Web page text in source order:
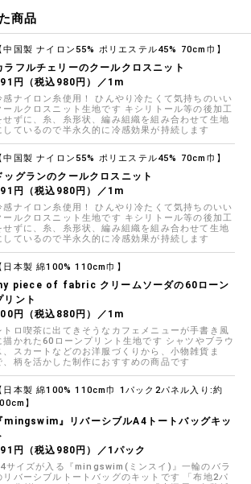
商品
中国製 ナイロン55% ポリエステル45% 70cm巾】
ラフルチェリーのクールクロスニット
円（税込980円）／1m
感ナイロン糸使用！ ひんやり冷たくて気持ちのいい
ールクロスニット生地です キシリトール等の後加工
せずに、糸、糸形状、編み組織を組み合わせて生地
しているので半永久的に冷感効果が持続します
中国製 ナイロン55% ポリエステル45% 70cm巾】
ッグランのクールクロスニット
円（税込980円）／1m
感ナイロン糸使用！ ひんやり冷たくて気持ちのいい
ールクロスニット生地です キシリトール等の後加工
せずに、糸、糸形状、編み組織を組み合わせて生地
しているので半永久的に冷感効果が持続します
日本製 綿100% 110cm巾】
piece of fabric クリームソーダの60ローン
リント
円（税込880円）／1m
トロ喫茶に出てきそうなカフェメニューが手書き風
描かれた60ローンプリント生地です シャツやブラウ
、スカートなどのお洋服づくりから、小物雑貨ま
、柄を活かした制作におすすめの商品です
日本製 綿100% 110cm巾 1パック2パネル入り:約
】
『mingswim』リバーシブルA4トートバッグキッ
円（税込980円）／1パック
サイズが入る『mingswim(ミンスイ)』一輪のバラ
リバーシブルトートバッグのキットです 「布地2パ